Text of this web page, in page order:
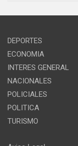
DEPORTES
ECONOMIA
INTERES GENERAL
NACIONALES
POLICIALES
POLITICA
TURISMO